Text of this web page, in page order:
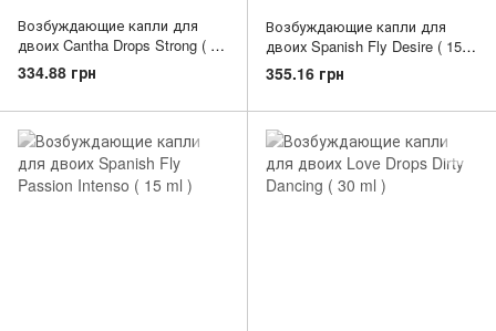
Возбуждающие капли для
двоих Cantha Drops Strong ( 15
ml )
334.88 грн
Возбуждающие капли для
двоих Spanish Fly Desire ( 15
ml )
355.16 грн